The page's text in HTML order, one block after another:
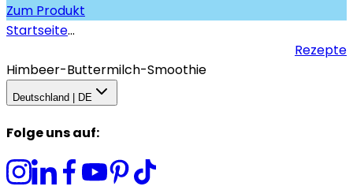
Zum Produkt
Startseite...
Rezepte
Himbeer-Buttermilch-Smoothie
Deutschland | DE
Folge uns auf: